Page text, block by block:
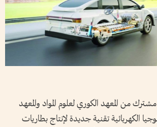
من المعهد الكوري لعلوم المواد والمعهد
الكهربائية تقنية جديدة لإنتاج بطاريات